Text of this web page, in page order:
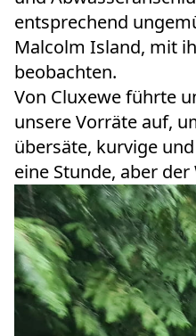
entsprechend
Malcolm Island, mit
beobachten.
Von Cluxewe führte
unsere Vorräte auf,
übersäte, kurvige
eine Stunde, aber